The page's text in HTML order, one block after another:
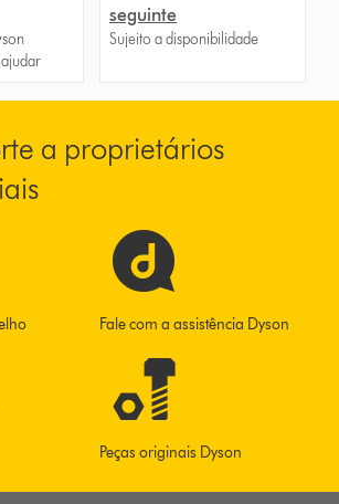
seguinte
Sujeito a disponibilidade
a proprietários
Fale com a assistência Dyson
Peças originais Dyson